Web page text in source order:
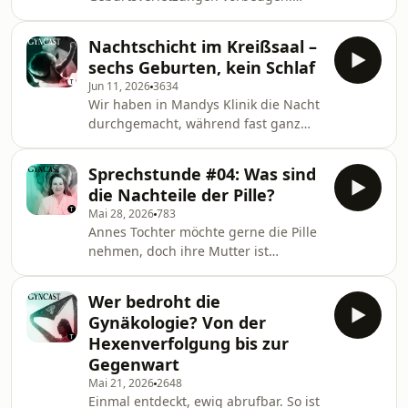
eingefunden hat, Steoretype aus dem
Trash-TV, wie sie mittl
helfen, die Vagina mit Dilatatoren zu
dehnen und zu trainieren? Mandy hat
sich die Studienlage angeschaut.
Weitere Community-Fragen in dieser
Sprechstunde: - Was tun bei einem
Lipödem? - Krämpfe bei der
Ovulation: Hilft eine
Ernährungsumstellung? - Was ist
Adenomyose und warum ist s
Nachtschicht im Kreißsaal –
sechs Geburten, kein Schlaf
Jun 11, 20263634
Wir haben in Mandys Klinik die Nacht
durchgemacht, während fast ganz
Mit welchen Tricks bleiben Ärzt*innen
trotz Schlafmangel konzentriert? Und
von wo im Krankenhaus kann man die
schönsten Sonnenaufgänge sehen?
Das haben wir herausgefunden und
unter anderem eine Zwillingsgeburt
begleitet.
Sprechstunde #04: Was sind
die Nachteile der Pille?
Mai 28, 2026783
Annes Tochter möchte gerne die Pille
nehmen, doch ihre Mutter ist
Nachteile des Verhütungsmittels und
gibt es Alternativen, mit denen man
ebenfalls die Periode "abschalten"
kann? Mandy in der Sprechstunde auf
eure Communityfragen. Weitere
Themen: - Kann ein Hormonring
Wer bedroht die
Gynäkologie? Von der
Hexenverfolgung bis zur
Gegenwart
Mai 21, 20262648
Einmal entdeckt, ewig abrufbar. So ist